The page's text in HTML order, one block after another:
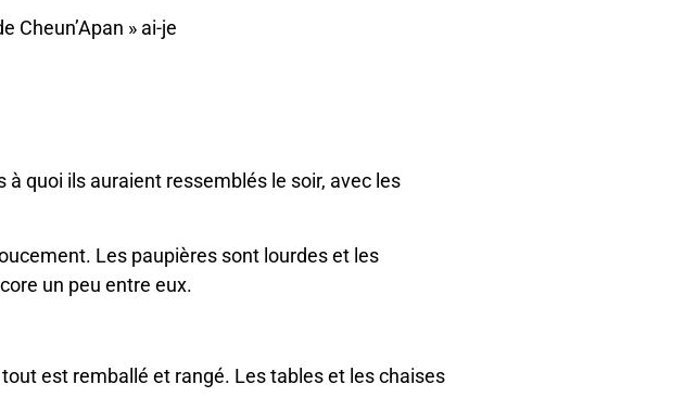
Cheun’Apan » ai-je
à quoi ils auraient ressemblés le soir, avec les
Les paupières sont lourdes et les
un peu entre eux.
est remballé et rangé. Les tables et les chaises